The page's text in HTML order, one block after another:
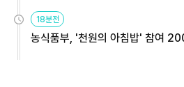
원
18분전
농식품부, '천원의 아침밥' 참여